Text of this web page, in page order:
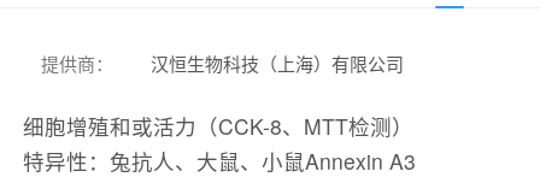
提供商： 汉恒生物科技（上海）有限公司
细胞增殖和或活力（CCK-8、MTT检测）
特异性：兔抗人、大鼠、小鼠Annexin A3